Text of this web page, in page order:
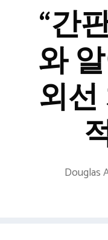
“간
와
외
Douglas